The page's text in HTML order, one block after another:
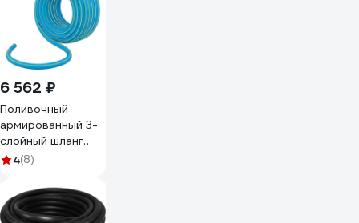
6 562 ₽
Поливочный
армированный 3-
слойный шланг
PALISAD ТЭП 3/4'',
PALISAD 67109
4(8)